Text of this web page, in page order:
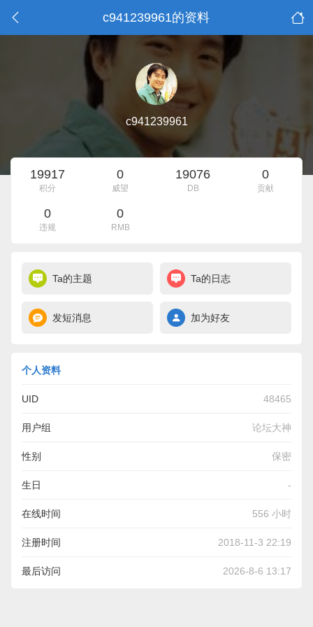
c941239961的资料
c941239961
19917
积分
0
威望
19076
DB
0
贡献
0
违规
0
RMB
Ta的主题 Ta的日志
发短消息 加为好友
个人资料
UID 48465
用户组 论坛大神
性别 保密
生日 -
在线时间 556 小时
注册时间 2018-11-3 22:19
最后访问 2026-8-6 13:17